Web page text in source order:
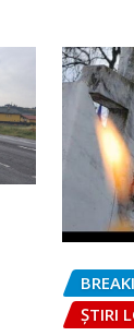
ȘTIRI